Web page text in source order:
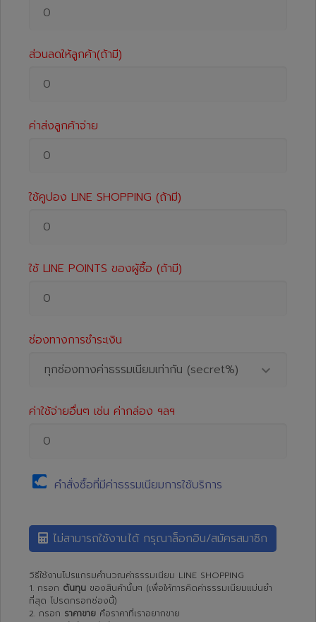
ส่วนลดให้ลูกค้า(ถ้ามี)
ค่าส่งลูกค้าจ่าย
ใช้คูปอง LINE SHOPPING (ถ้ามี)
ใช้ LINE POINTS ของผู้ซื้อ (ถ้ามี)
ช่องทางการชำระเงิน
ทุกช่องทางค่าธรรมเนียมเท่ากัน (secret%)
ค่าใช้จ่ายอื่นๆ เช่น ค่ากล่อง ฯลฯ
คำสั่งซื้อที่มีค่าธรรมเนียมการใช้บริการ
ไม่สามารถใช้งานได้ กรุณาล็อกอิน/สมัครสมาชิก
วิธีใช้งานโปรแกรมคำนวณค่าธรรมเนียม LINE SHOPPING
1. กรอก ต้นทุน ของสินค้านั้นๆ (เพื่อให้การคิดค่าธรรมเนียมแม่นยำ
ที่สุด โปรดกรอกช่องนี้)
2. กรอก ราคาขาย คือราคาที่เราอยากขาย